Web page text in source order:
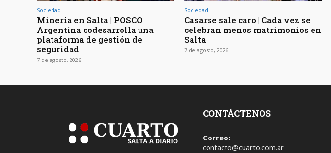
Sociedad
Minería en Salta | POSCO
Argentina codesarrolla una
plataforma de gestión de
seguridad
7 de agosto, 2026
Sociedad
Casarse sale caro | Cada vez se
celebran menos matrimonios en
Salta
7 de agosto, 2026
CONTÁCTENOS
Correo:
contacto@cuarto.com.ar